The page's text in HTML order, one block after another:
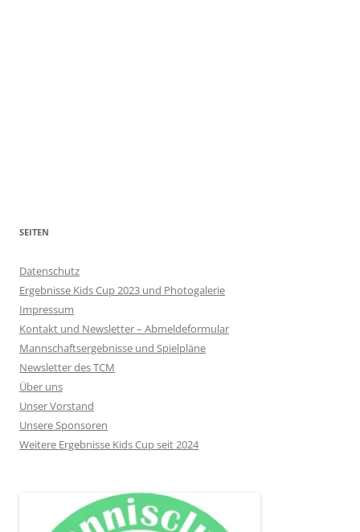
SEITEN
Datenschutz
Ergebnisse Kids Cup 2023 und Photogalerie
Impressum
Kontakt und Newsletter – Abmeldeformular
Mannschaftsergebnisse und Spielpläne
Newsletter des TCM
Über uns
Unser Vorstand
Unsere Sponsoren
Weitere Ergebnisse Kids Cup seit 2024